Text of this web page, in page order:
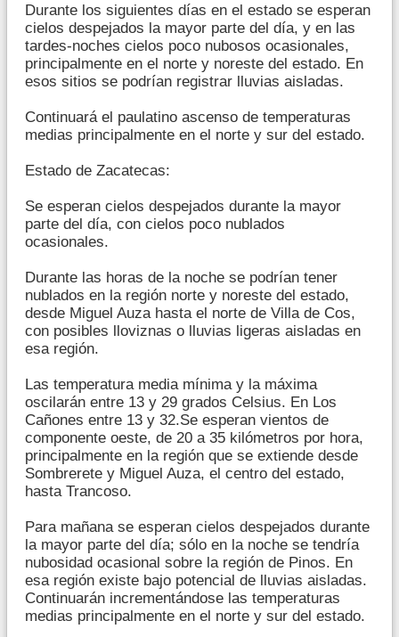
Durante los siguientes días en el estado se esperan
cielos despejados la mayor parte del día, y en las
tardes-noches cielos poco nubosos ocasionales,
principalmente en el norte y noreste del estado. En
esos sitios se podrían registrar lluvias aisladas.
Continuará el paulatino ascenso de temperaturas
medias principalmente en el norte y sur del estado.
Estado de Zacatecas:
Se esperan cielos despejados durante la mayor
parte del día, con cielos poco nublados
ocasionales.
Durante las horas de la noche se podrían tener
nublados en la región norte y noreste del estado,
desde Miguel Auza hasta el norte de Villa de Cos,
con posibles lloviznas o lluvias ligeras aisladas en
esa región.
Las temperatura media mínima y la máxima
oscilarán entre 13 y 29 grados Celsius. En Los
Cañones entre 13 y 32.Se esperan vientos de
componente oeste, de 20 a 35 kilómetros por hora,
principalmente en la región que se extiende desde
Sombrerete y Miguel Auza, el centro del estado,
hasta Trancoso.
Para mañana se esperan cielos despejados durante
la mayor parte del día; sólo en la noche se tendría
nubosidad ocasional sobre la región de Pinos. En
esa región existe bajo potencial de lluvias aisladas.
Continuarán incrementándose las temperaturas
medias principalmente en el norte y sur del estado.